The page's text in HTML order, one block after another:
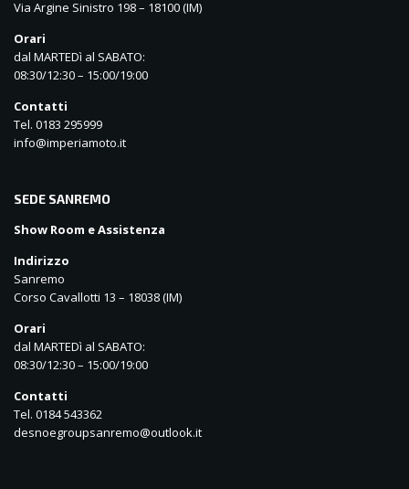
Via Argine Sinistro 198 – 18100 (IM)
Orari
dal MARTEDì al SABATO:
08:30/12:30 – 15:00/19:00
Contatti
Tel. 0183 295999
info@imperiamoto.it
SEDE SANREMO
Show Room e Assistenza
Indirizzo
Sanremo
Corso Cavallotti 13 – 18038 (IM)
Orari
dal MARTEDì al SABATO:
08:30/12:30 – 15:00/19:00
Contatti
Tel. 0184 543362
desnoegroupsanremo@outlook.it